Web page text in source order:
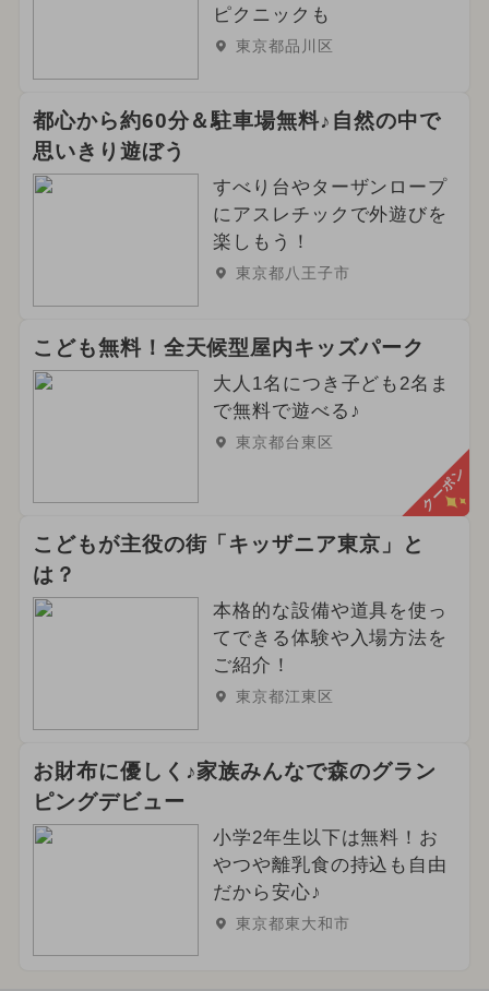
ピクニックも
東京都品川区
都心から約60分＆駐車場無料♪自然の中で
思いきり遊ぼう
すべり台やターザンロープ
にアスレチックで外遊びを
楽しもう！
東京都八王子市
こども無料！全天候型屋内キッズパーク
大人1名につき子ども2名ま
で無料で遊べる♪
東京都台東区
クーポン
こどもが主役の街「キッザニア東京」と
は？
本格的な設備や道具を使っ
てできる体験や入場方法を
ご紹介！
東京都江東区
お財布に優しく♪家族みんなで森のグラン
ピングデビュー
小学2年生以下は無料！お
やつや離乳食の持込も自由
だから安心♪
東京都東大和市